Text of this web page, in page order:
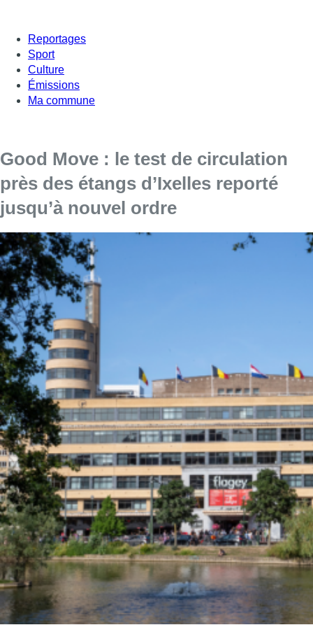
Reportages
Sport
Culture
Émissions
Ma commune
Good Move : le test de circulation
près des étangs d’Ixelles reporté
jusqu’à nouvel ordre